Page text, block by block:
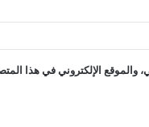
والموقع الإلكتروني في هذا